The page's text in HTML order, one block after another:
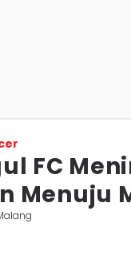
FC
Menuju